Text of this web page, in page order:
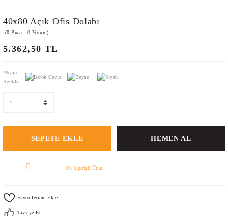
40x80 Açık Ofis Dolabı
(0 Puan - 0 Yorum)
5.362,50 TL
Ahşap
Renkleri
SEPETE EKLE HEMEN AL
Ön Siparişli Ürün
Tavsiye Et